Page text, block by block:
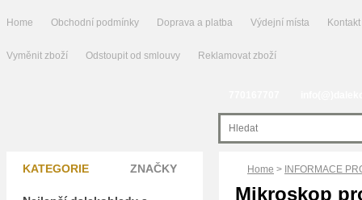
Home Obchodní podmínky Doprava a platba Výdejní místa Kontakt
Vyměnit zboží Odstoupit od smlouvy Reklamovat zboží
Home > INFORMACE
Mikroskop
KATEGORIE ZNAČKY